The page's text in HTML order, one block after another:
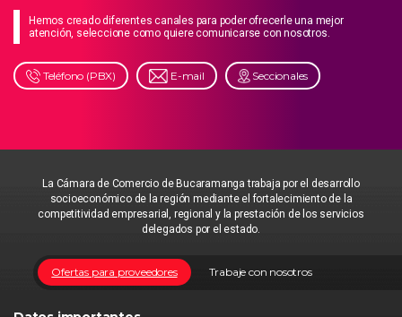
Hemos creado diferentes canales para poder ofrecerle una mejor
atención, seleccione como quiere comunicarse con nosotros.
Teléfono (PBX) E-mail Seccionales
La Cámara de Comercio de Bucaramanga trabaja por el desarrollo
socioeconómico de la región mediante el fortalecimiento de la
competitividad empresarial, regional y la prestación de los servicios
delegados por el estado.
Trabaje con nosotros
Ofertas para proveedores